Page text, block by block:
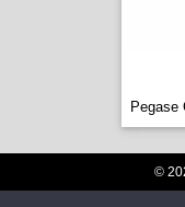
Pegase
©